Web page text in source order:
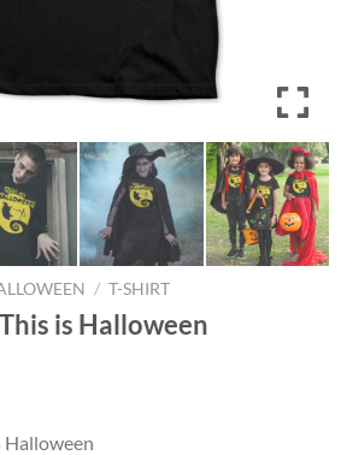
/ T-SHIRT
is Halloween
Halloween